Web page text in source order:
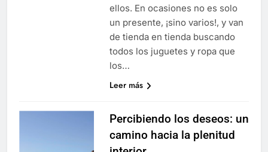
ellos. En ocasiones no es solo
un presente, ¡sino varios!, y van
de tienda en tienda buscando
todos los juguetes y ropa que
los…
Leer más
Percibiendo los deseos: un
camino hacia la plenitud